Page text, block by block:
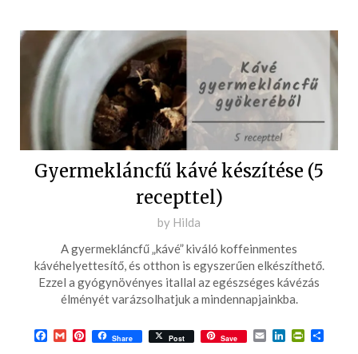
Gyermekláncfű kávé készítése (5
recepttel)
Posted
on
2021-
03-
13
by Hilda
A gyermekláncfű „kávé” kiváló koffeinmentes
kávéhelyettesítő, és otthon is egyszerűen elkészíthető.
Ezzel a gyógynövényes itallal az egészséges kávézás
élményét varázsolhatjuk a mindennapjainkba.
Facebook
GmailPinterest
Share Post Save EmailLinkedIn